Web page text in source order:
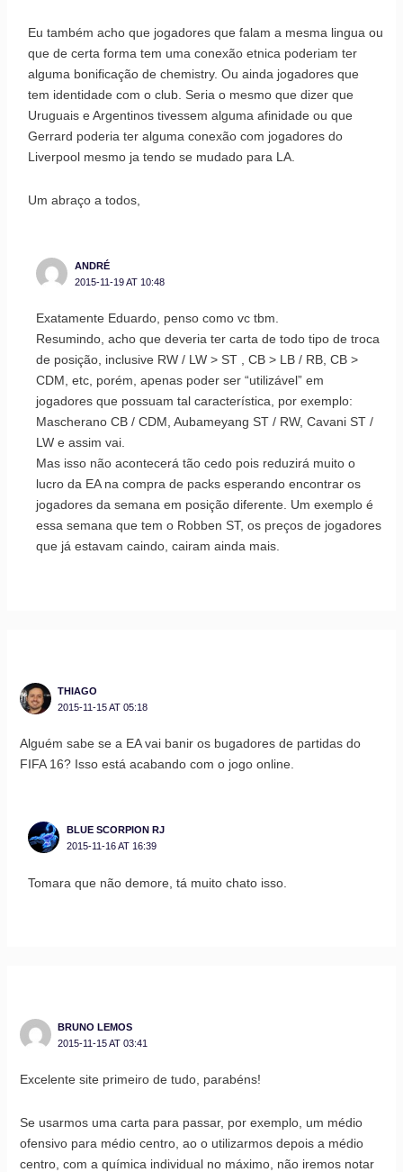
Eu também acho que jogadores que falam a mesma lingua ou
que de certa forma tem uma conexão etnica poderiam ter
alguma bonificação de chemistry. Ou ainda jogadores que
tem identidade com o club. Seria o mesmo que dizer que
Uruguais e Argentinos tivessem alguma afinidade ou que
Gerrard poderia ter alguma conexão com jogadores do
Liverpool mesmo ja tendo se mudado para LA.
Um abraço a todos,
ANDRÉ
2015-11-19 AT 10:48
Exatamente Eduardo, penso como vc tbm.
Resumindo, acho que deveria ter carta de todo tipo de troca
de posição, inclusive RW / LW > ST , CB > LB / RB, CB >
CDM, etc, porém, apenas poder ser “utilizável” em
jogadores que possuam tal característica, por exemplo:
Mascherano CB / CDM, Aubameyang ST / RW, Cavani ST /
LW e assim vai.
Mas isso não acontecerá tão cedo pois reduzirá muito o
lucro da EA na compra de packs esperando encontrar os
jogadores da semana em posição diferente. Um exemplo é
essa semana que tem o Robben ST, os preços de jogadores
que já estavam caindo, cairam ainda mais.
THIAGO
2015-11-15 AT 05:18
Alguém sabe se a EA vai banir os bugadores de partidas do
FIFA 16? Isso está acabando com o jogo online.
BLUE SCORPION RJ
2015-11-16 AT 16:39
Tomara que não demore, tá muito chato isso.
BRUNO LEMOS
2015-11-15 AT 03:41
Excelente site primeiro de tudo, parabéns!
Se usarmos uma carta para passar, por exemplo, um médio
ofensivo para médio centro, ao o utilizarmos depois a médio
centro, com a química individual no máximo, não iremos notar